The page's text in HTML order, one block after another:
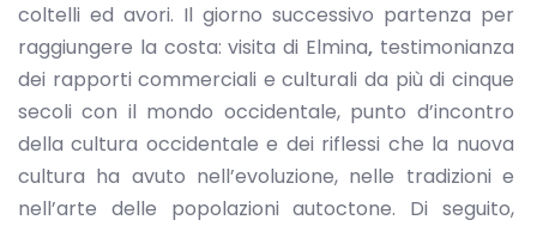
coltelli ed avori. Il giorno successivo partenza per
raggiungere la costa: visita di Elmina, testimonianza
dei rapporti commerciali e culturali da più di cinque
secoli con il mondo occidentale, punto d’incontro
della cultura occidentale e dei riflessi che la nuova
cultura ha avuto nell’evoluzione, nelle tradizioni e
nell’arte delle popolazioni autoctone. Di seguito,